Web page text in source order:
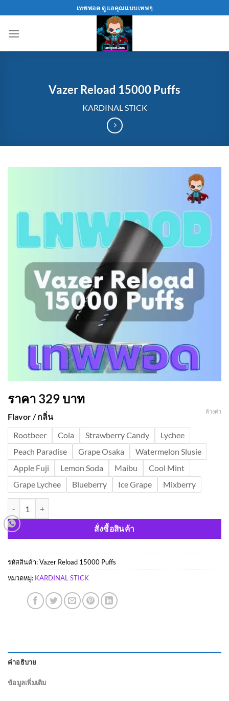
to
content
เทพพอต ดูแลคุณแบบเทพๆ
Vazer Reload 15000 Puffs
KARDINAL STICK
ราคา 329 บาท
Flavor / กลิ่น
Rootbeer
Cola Strawberry Candy
Lychee
Peach Paradise
Grape Osaka
Watermelon Slusie
Apple Fuji
Lemon Soda Maibu
Cool Mint
Grape Lychee
Blueberry Ice Grape Mixberry
ล้างค่า
สั่งซื้อสินค้า
รหัสสินค้า:Vazer Reload 15000 Puffs
หมวดหมู่: KARDINAL STICK
คำอธิบาย
ข้อมูลเพิ่มเติม